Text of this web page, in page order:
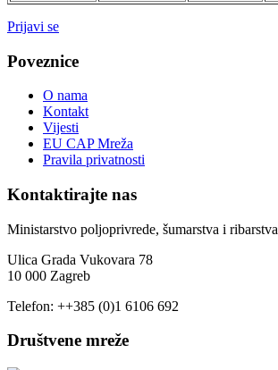
Prijavi se
Poveznice
O nama
Kontakt
Vijesti
EU CAP Mreža
Pravila privatnosti
Kontaktirajte nas
Ministarstvo poljoprivrede, šumarstva i ribarstva
Ulica Grada Vukovara 78
10 000 Zagreb
Telefon: ++385 (0)1 6106 692
Društvene mreže